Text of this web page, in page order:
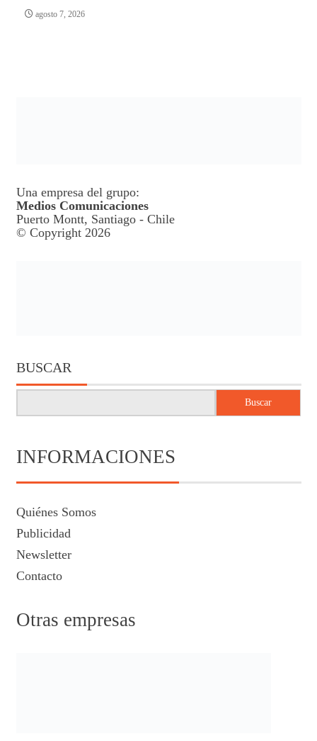
agosto 7, 2026
Una empresa del grupo:
Medios Comunicaciones
Puerto Montt, Santiago - Chile
© Copyright 2026
BUSCAR
Buscar
INFORMACIONES
Quiénes Somos
Publicidad
Newsletter
Contacto
Otras empresas